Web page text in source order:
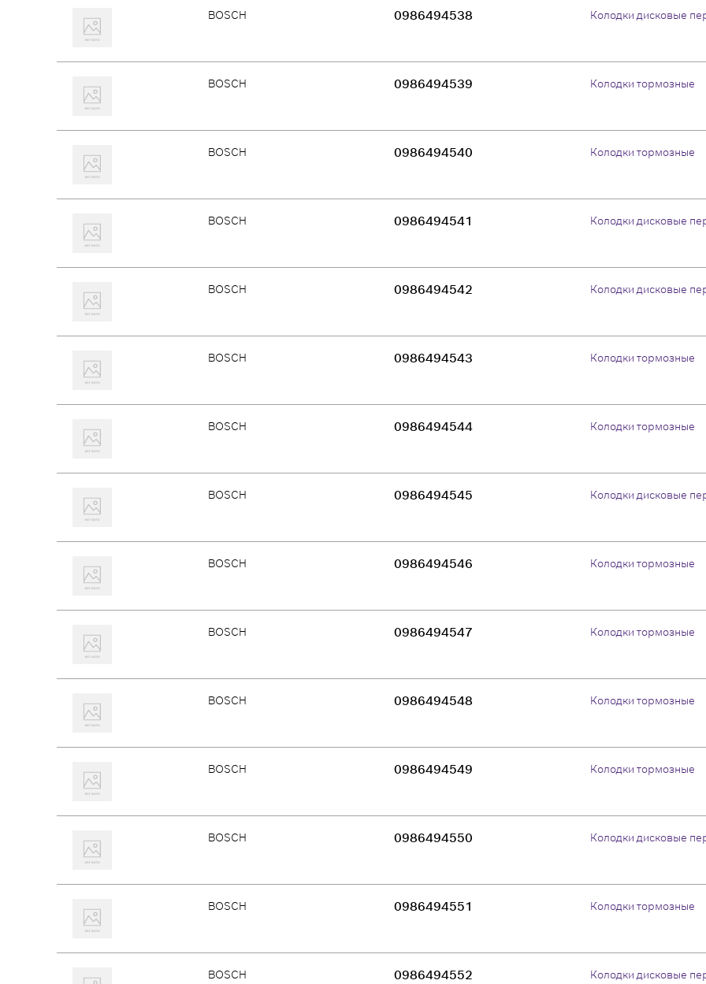
BOSCH 0986494538 Колодки дисковые
BOSCH 0986494539 Колодки тормозные
BOSCH 0986494540 Колодки тормозные
BOSCH 0986494541 Колодки дисковые
BOSCH 0986494542 Колодки дисковые
BOSCH 0986494543 Колодки тормозные
BOSCH 0986494544 Колодки тормозные
BOSCH 0986494545 Колодки дисковые
BOSCH 0986494546 Колодки тормозные
BOSCH 0986494547 Колодки тормозные
BOSCH 0986494548 Колодки тормозные
BOSCH 0986494549 Колодки тормозные
BOSCH 0986494550 Колодки дисковые
BOSCH 0986494551 Колодки тормозные
BOSCH 0986494552 Колодки дисковые